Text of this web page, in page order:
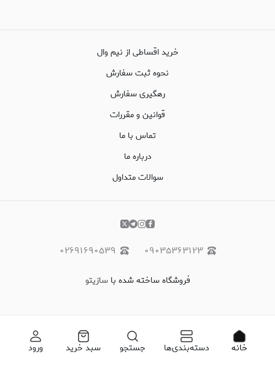
خانه دسته‌بندی‌ها جستجو سبد خرید ورود
خرید اقساطی از نیم وال
نحوه ثبت سفارش
رهگیری سفارش
قوانین و مقررات
تماس با ما
درباره ما
سوالات متداول
۰۹۰۳۵۳۶۳۱۲۳ ۰۲۶۹۱۶۹۰۵۳۹
فروشگاه ساخته شده با سازیتو